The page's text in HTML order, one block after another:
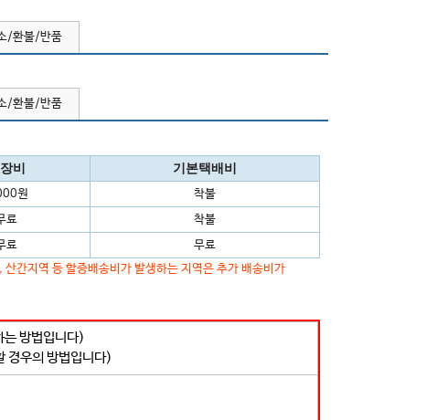
/환불/반품
/환불/반품
비
기본택배비
원
착불
료
착불
료
무료
간지역 등 할증배송비가 발생하는 지역은 추가 배송비가
는 방법입니다)
경우의 방법입니다)